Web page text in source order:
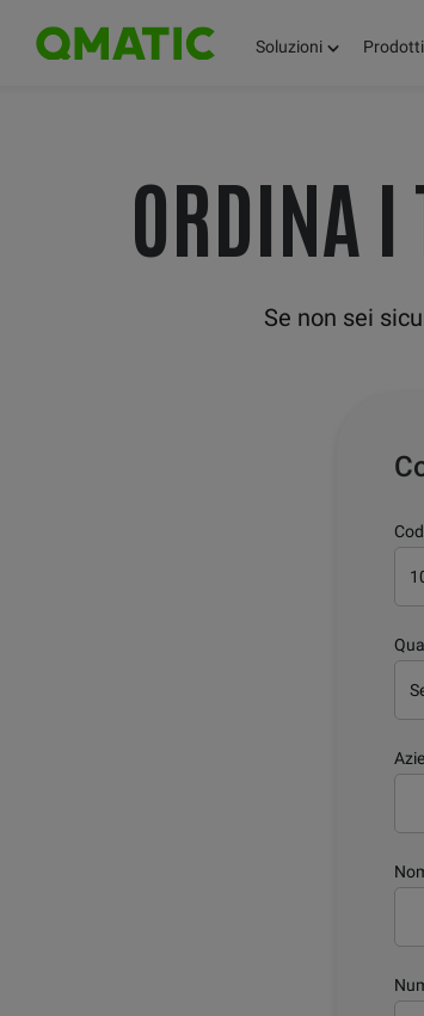
Soluzioni Prodotti
ORDINA I
Se non sei